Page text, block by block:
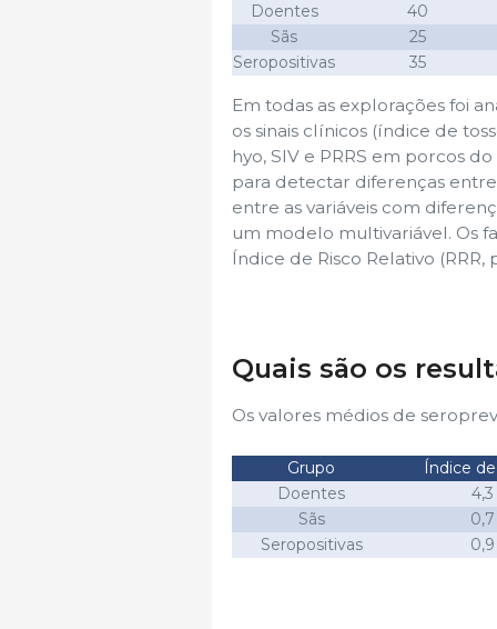
Doentes
40
Sãs
25
Seropositivas
35
Em todas as explorações foi
os sinais clínicos (índice de
hyo, SIV e PRRS em porcos
para detectar diferenças
entre as variáveis com
um modelo multivariável. Os
Índice de Risco Relativo (RRR,
Quais são os
Os valores médios de
Grupo
Índice
Doentes
4,3
Sãs
0,7
Seropositivas
0,9